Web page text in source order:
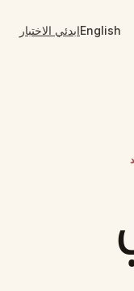
Englishابدئي الاختبار